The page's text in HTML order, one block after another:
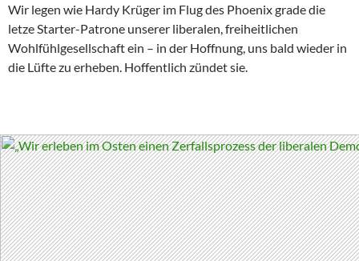
Wir legen wie Hardy Krüger im Flug des Phoenix grade die
letze Starter-Patrone unserer liberalen, freiheitlichen
Wohlfühlgesellschaft ein – in der Hoffnung, uns bald wieder in
die Lüfte zu erheben. Hoffentlich zündet sie.